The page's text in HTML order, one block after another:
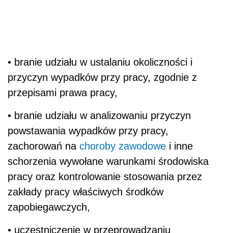
• branie udziału w ustalaniu okoliczności i
przyczyn wypadków przy pracy, zgodnie z
przepisami prawa pracy,
• branie udziału w analizowaniu przyczyn
powstawania wypadków przy pracy,
zachorowań na choroby zawodowe i inne
schorzenia wywołane warunkami środowiska
pracy oraz kontrolowanie stosowania przez
zakłady pracy właściwych środków
zapobiegawczych,
• uczestniczenie w przeprowadzaniu